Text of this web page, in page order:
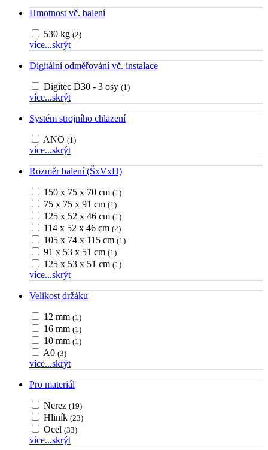
Hmotnost vč. balení
530 kg (2)
více...skrýt
Digitální odměřování vč. instalace
Digitec D30 - 3 osy (1)
více...skrýt
Systém strojního chlazení
ANO (1)
více...skrýt
Rozměr balení (ŠxVxH)
150 x 75 x 70 cm (1)
75 x 75 x 91 cm (1)
125 x 52 x 46 cm (1)
114 x 52 x 46 cm (2)
105 x 74 x 115 cm (1)
91 x 53 x 51 cm (1)
125 x 53 x 51 cm (1)
více...skrýt
Velikost držáku
12 mm (1)
16 mm (1)
10 mm (1)
A0 (3)
více...skrýt
Pro materiál
Nerez (19)
Hliník (23)
Ocel (33)
více...skrýt